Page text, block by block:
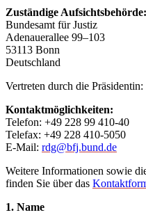
Zuständige Aufsichtsbehörde:
Bundesamt für Justiz
Adenauerallee 99–103
53113 Bonn
Deutschland
Vertreten durch die
Kontaktmöglichkeiten:
Telefon: +49 228 99 410-40
Telefax: +49 228 410-5050
E-Mail: rdg@bfj.bund.de
Weitere Informationen sowie
finden Sie über das
1. Name